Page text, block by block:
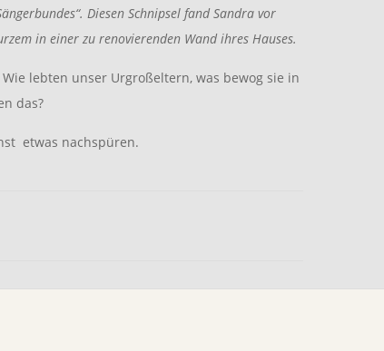
Diesen Schnipsel fand Sandra vor
in einer zu renovierenden Wand ihres Hauses.
lebten unser Urgroßeltern, was bewog sie in
das?
etwas nachspüren.